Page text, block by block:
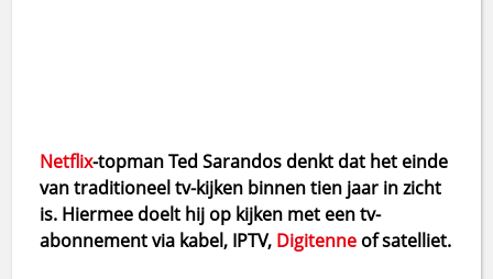
Netflix-topman Ted Sarandos denkt dat het einde
van traditioneel tv-kijken binnen tien jaar in zicht
is. Hiermee doelt hij op kijken met een tv-
abonnement via kabel, IPTV, Digitenne of satelliet.